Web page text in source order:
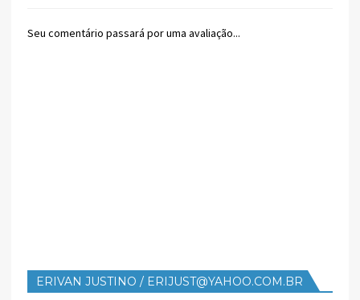
Seu comentário passará por uma avaliação...
ERIVAN JUSTINO / ERIJUST@YAHOO.COM.BR